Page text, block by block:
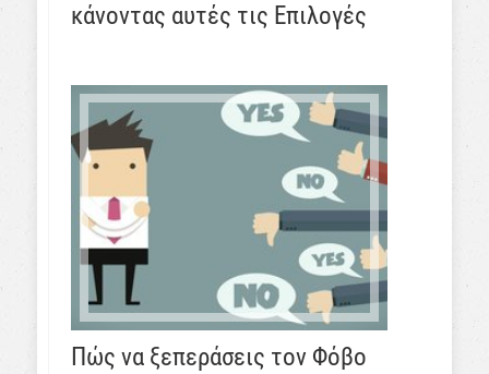
κάνοντας αυτές τις Επιλογές
Πώς να ξεπεράσεις τον Φόβο